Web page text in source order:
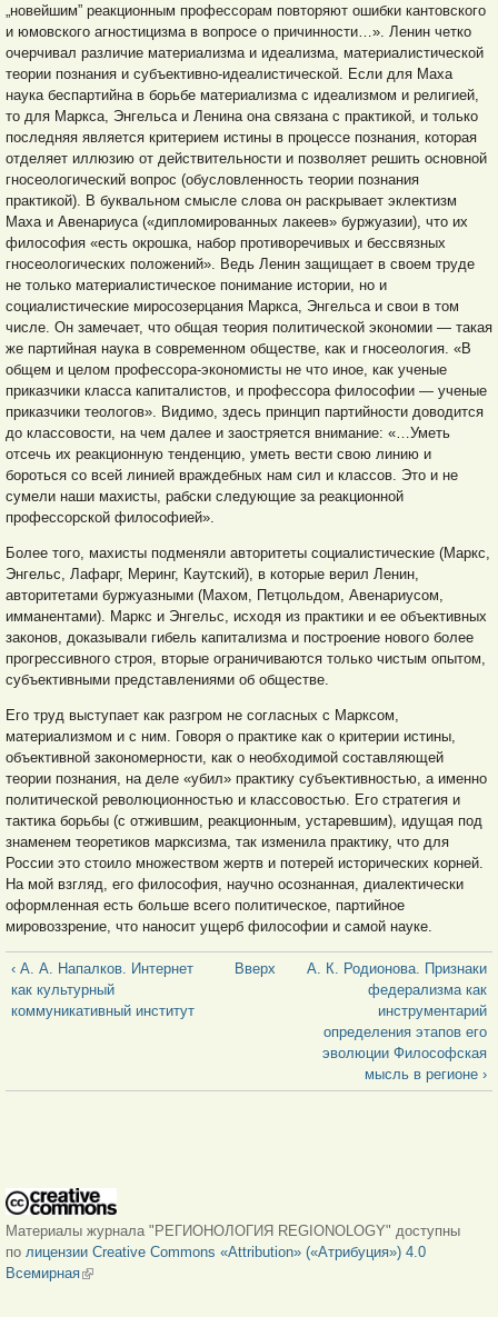
„новейшим” реакционным профессорам повторяют ошибки кантовского
и юмовского агностицизма в вопросе о причинности…». Ленин четко
очерчивал различие материализма и идеализма, материалистической
теории познания и субъективно-идеалистической. Если для Маха
наука беспартийна в борьбе материализма с идеализмом и религией,
то для Маркса, Энгельса и Ленина она связана с практикой, и только
последняя является критерием истины в процессе познания, которая
отделяет иллюзию от действительности и позволяет решить основной
гносеологический вопрос (обусловленность теории познания
практикой). В буквальном смысле слова он раскрывает эклектизм
Маха и Авенариуса («дипломированных лакеев» буржуазии), что их
философия «есть окрошка, набор противоречивых и бессвязных
гносеологических положений». Ведь Ленин защищает в своем труде
не только материалистическое понимание истории, но и
социалистические миросозерцания Маркса, Энгельса и свои в том
числе. Он замечает, что общая теория политической экономии — такая
же партийная наука в современном обществе, как и гносеология. «В
общем и целом профессора-экономисты не что иное, как ученые
приказчики класса капиталистов, и профессора философии — ученые
приказчики теологов». Видимо, здесь принцип партийности доводится
до классовости, на чем далее и заостряется внимание: «…Уметь
отсечь их реакционную тенденцию, уметь вести свою линию и
бороться со всей линией враждебных нам сил и классов. Это и не
сумели наши махисты, рабски следующие за реакционной
профессорской философией».
Более того, махисты подменяли авторитеты социалистические (Маркс,
Энгельс, Лафарг, Меринг, Каутский), в которые верил Ленин,
авторитетами буржуазными (Махом, Петцольдом, Авенариусом,
имманентами). Маркс и Энгельс, исходя из практики и ее объективных
законов, доказывали гибель капитализма и построение нового более
прогрессивного строя, вторые ограничиваются только чистым опытом,
субъективными представлениями об обществе.
Его труд выступает как разгром не согласных с Марксом,
материализмом и с ним. Говоря о практике как о критерии истины,
объективной закономерности, как о необходимой составляющей
теории познания, на деле «убил» практику субъективностью, а именно
политической революционностью и классовостью. Его стратегия и
тактика борьбы (с отжившим, реакционным, устаревшим), идущая под
знаменем теоретиков марксизма, так изменила практику, что для
России это стоило множеством жертв и потерей исторических корней.
На мой взгляд, его философия, научно осознанная, диалектически
оформленная есть больше всего политическое, партийное
мировоззрение, что наносит ущерб философии и самой науке.
‹ А. А. Напалков. Интернет
как культурный
коммуникативный институт
Вверх
А. К. Родионова. Признаки
федерализма как
инструментарий
определения этапов его
эволюции Философская
мысль в регионе ›
Материалы журнала "РЕГИОНОЛОГИЯ REGIONOLOGY" доступны
по лицензии Creative Commons «Attribution» («Атрибуция») 4.0
Всемирная(внешняя ссылка)